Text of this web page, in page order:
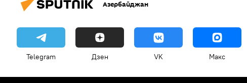
Азербайджан
Telegram Дзен VK Макс